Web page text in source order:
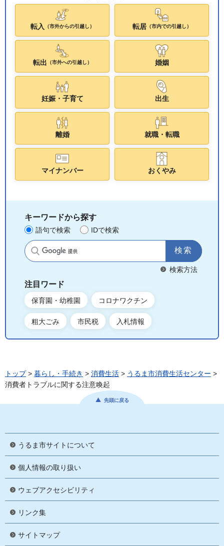
転入 （市外からの引越し） 転居（市内での引越し）
転出 （市外への引越し） 婚姻
妊娠・子育て 出生
離婚 就職・転職
マイナンバー おくやみ
キーワードから探す
語句で検索 IDで検索
サイト内検索
検索方法
注目ワード
保育園・幼稚園 コロナワクチン
粗大ごみ 市民税 入札情報
トップ> 暮らし・手続き > 消費生活 > うるま市消費生活センター >
消費者トラブルに関する注意喚起
先頭に戻る
うるま市サイトについて
個人情報の取り扱い
ウェブアクセシビリティ
リンク集
サイトマップ